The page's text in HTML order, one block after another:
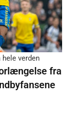
verden
fra